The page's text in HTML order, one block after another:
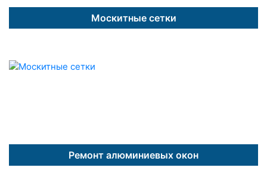
Москитные сетки
Ремонт алюминиевых окон